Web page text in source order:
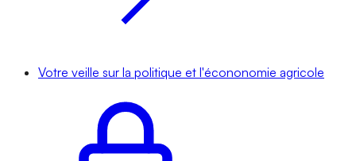
Votre veille sur la politique et l'écononomie agricole